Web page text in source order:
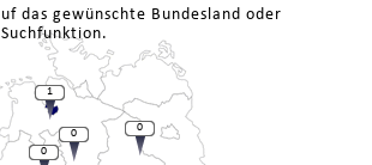
das gewünschte Bundesland oder
0
0
1
0